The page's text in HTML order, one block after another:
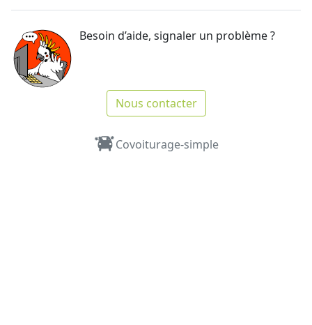
Besoin d’aide, signaler un problème ?
Nous contacter
Covoiturage-simple